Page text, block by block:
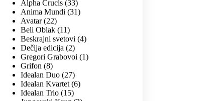
Alpha Crucis 33
Anima Mundi
31
Avatar 22
Beli Oblak 11
Beskrajni svetovi
4
Dečija edicija
2
Gregori Grabovoi
1
Grifon
8
Idealan Duo 27
Idealan Kvartet 6
Idealan Trio 15